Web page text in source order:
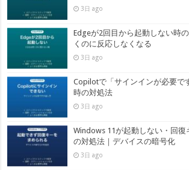
3日 ago
Edgeが2回目から起動しない時
くのに反応しなくなる
3日 ago
Copilotで「サインインが必要で
時の対処法
3日 ago
Windows 11が起動しない・回
の対処法｜デバイスの暗号化
3日 ago